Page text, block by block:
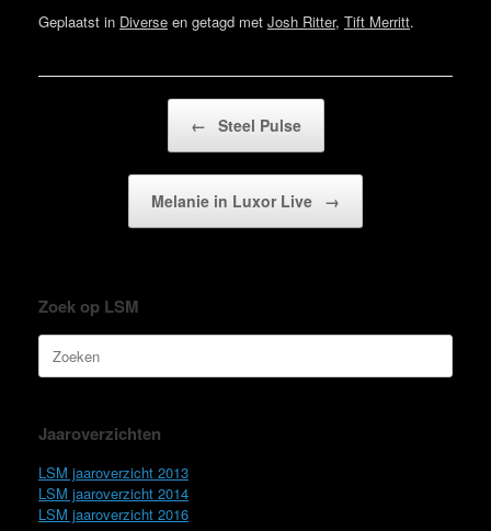
Geplaatst in Diverse en getagd met Josh Ritter, Tift Merritt.
← Steel Pulse
Melanie in Luxor Live →
Zoek op LSM
naar:
Jaaroverzichten
LSM jaaroverzicht 2013
LSM jaaroverzicht 2014
LSM jaaroverzicht 2016